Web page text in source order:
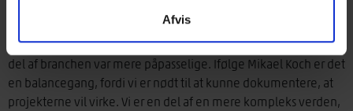
Afvis
advokerede Balder Johansen for en hurtigere byggeproces
med mindre dokumentation, hvorimod den mere etablerede
del af branchen var mere påpasselige. Ifølge Mikael Koch er det
en balancegang, fordi vi er nødt til at kunne dokumentere, at
projekterne vil virke. Vi er en del af en mere kompleks verden,